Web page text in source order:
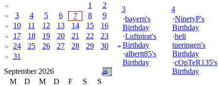
»
1
2
»
3 4 5 6 7 8
9
»
10 11 12 13 14 15
16
»
17 18 19 20 21 22
23
»
24 25 26 27 28 29
30
» 31
September 2026
M
D M D F S
S
»
3
·bayern's
Birthday
·Luftpirat's
Birthday
·albertt85's
Birthday
4
·NinetyP's
Birthday
·heli
tueringen's
Birthday
·cOpTeR135's
Birthday